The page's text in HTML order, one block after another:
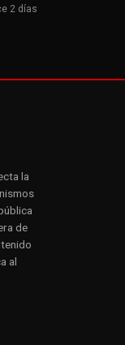
2 días
la
de
al